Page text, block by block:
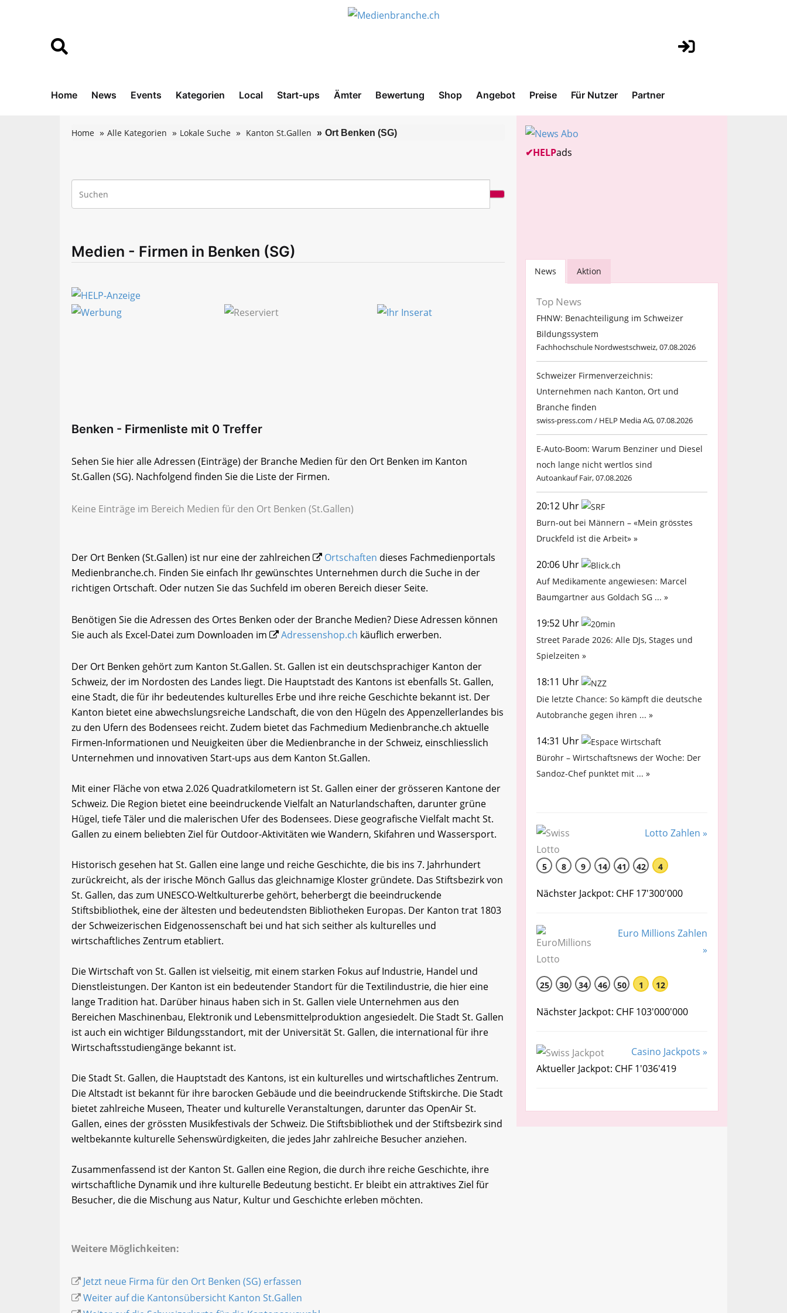
Home News Events Kategorien Local Start-ups Ämter Bewertung Shop Angebot Preise Für Nutzer Partner
Home Alle Kategorien Lokale Suche Kanton St.Gallen Ort Benken (SG)
Medien - Firmen in Benken (SG)
Benken - Firmenliste mit 0 Treffer
Sehen Sie hier alle Adressen (Einträge) der Branche Medien für den Ort Benken im Kanton
St.Gallen (SG). Nachfolgend finden Sie die Liste der Firmen.
Keine Einträge im Bereich Medien für den Ort Benken (St.Gallen)
Der Ort Benken (St.Gallen) ist nur eine der zahlreichen Ortschaften dieses Fachmedienportals
Medienbranche.ch. Finden Sie einfach Ihr gewünschtes Unternehmen durch die Suche in der
richtigen Ortschaft. Oder nutzen Sie das Suchfeld im oberen Bereich dieser Seite.
Benötigen Sie die Adressen des Ortes Benken oder der Branche Medien? Diese Adressen können
Sie auch als Excel-Datei zum Downloaden im
Adressenshop.ch käuflich erwerben.
Der Ort Benken gehört zum Kanton St.Gallen. St. Gallen ist ein deutschsprachiger Kanton der
Schweiz, der im Nordosten des Landes liegt. Die Hauptstadt des Kantons ist ebenfalls St. Gallen,
eine Stadt, die für ihr bedeutendes kulturelles Erbe und ihre reiche Geschichte bekannt ist. Der
Kanton bietet eine abwechslungsreiche Landschaft, die von den Hügeln des Appenzellerlandes bis
zu den Ufern des Bodensees reicht. Zudem bietet das Fachmedium Medienbranche.ch aktuelle
Firmen-Informationen und Neuigkeiten über die Medienbranche in der Schweiz, einschliesslich
Unternehmen und innovativen Start-ups aus dem Kanton St.Gallen.
Mit einer Fläche von etwa 2.026 Quadratkilometern ist St. Gallen einer der grösseren Kantone der
Schweiz. Die Region bietet eine beeindruckende Vielfalt an Naturlandschaften, darunter grüne
Hügel, tiefe Täler und die malerischen Ufer des Bodensees. Diese geografische Vielfalt macht St.
Gallen zu einem beliebten Ziel für Outdoor-Aktivitäten wie Wandern, Skifahren und Wassersport.
Historisch gesehen hat St. Gallen eine lange und reiche Geschichte, die bis ins 7. Jahrhundert
zurückreicht, als der irische Mönch Gallus das gleichnamige Kloster gründete. Das Stiftsbezirk von
St. Gallen, das zum UNESCO-Weltkulturerbe gehört, beherbergt die beeindruckende
Stiftsbibliothek, eine der ältesten und bedeutendsten Bibliotheken Europas. Der Kanton trat 1803
der Schweizerischen Eidgenossenschaft bei und hat sich seither als kulturelles und
wirtschaftliches Zentrum etabliert.
Die Wirtschaft von St. Gallen ist vielseitig, mit einem starken Fokus auf Industrie, Handel und
Dienstleistungen. Der Kanton ist ein bedeutender Standort für die Textilindustrie, die hier eine
lange Tradition hat. Darüber hinaus haben sich in St. Gallen viele Unternehmen aus den
Bereichen Maschinenbau, Elektronik und Lebensmittelproduktion angesiedelt. Die Stadt St. Gallen
ist auch ein wichtiger Bildungsstandort, mit der Universität St. Gallen, die international für ihre
Wirtschaftsstudiengänge bekannt ist.
Die Stadt St. Gallen, die Hauptstadt des Kantons, ist ein kulturelles und wirtschaftliches Zentrum.
Die Altstadt ist bekannt für ihre barocken Gebäude und die beeindruckende Stiftskirche. Die Stadt
bietet zahlreiche Museen, Theater und kulturelle Veranstaltungen, darunter das OpenAir St.
Gallen, eines der grössten Musikfestivals der Schweiz. Die Stiftsbibliothek und der Stiftsbezirk sind
weltbekannte kulturelle Sehenswürdigkeiten, die jedes Jahr zahlreiche Besucher anziehen.
Zusammenfassend ist der Kanton St. Gallen eine Region, die durch ihre reiche Geschichte, ihre
wirtschaftliche Dynamik und ihre kulturelle Bedeutung besticht. Er bleibt ein attraktives Ziel für
Besucher, die die Mischung aus Natur, Kultur und Geschichte erleben möchten.
Weitere Möglichkeiten:
Jetzt neue Firma für den Ort Benken (SG) erfassen
Weiter auf die Kantonsübersicht Kanton St.Gallen
✔HELPads
News Aktion
Top News
FHNW: Benachteiligung im Schweizer
Bildungssystem
Fachhochschule Nordwestschweiz, 07.08.2026
Schweizer Firmenverzeichnis:
Unternehmen nach Kanton, Ort und
Branche finden
swiss-press.com / HELP Media AG, 07.08.2026
E-Auto-Boom: Warum Benziner und Diesel
noch lange nicht wertlos sind
Autoankauf Fair, 07.08.2026
20:12 Uhr
Burn-out bei Männern – «Mein grösstes
Druckfeld ist die Arbeit» »
20:06 Uhr
Auf Medikamente angewiesen: Marcel
Baumgartner aus Goldach SG ... »
19:52 Uhr
Street Parade 2026: Alle DJs, Stages und
Spielzeiten »
18:11 Uhr
Die letzte Chance: So kämpft die deutsche
Autobranche gegen ihren ... »
14:31 Uhr
Bürohr – Wirtschaftsnews der Woche: Der
Sandoz-Chef punktet mit ... »
Lotto Zahlen »
5 8 9 14 41 42 4
Nächster Jackpot: CHF 17'300'000
Euro Millions Zahlen
»
25 30 34 46 50 1 12
Nächster Jackpot: CHF 103'000'000
Casino Jackpots »
Aktueller Jackpot: CHF 1'036'419